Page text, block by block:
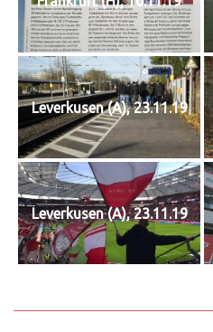
Leverkusen (A), 23.11.19
Leverkusen (A), 23.11.19